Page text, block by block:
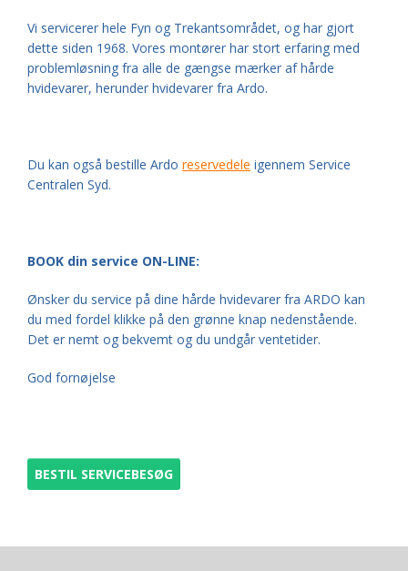
Vi servicerer hele Fyn og Trekantsområdet, og har gjort
dette siden 1968. Vores montører har stort erfaring med
problemløsning fra alle de gængse mærker af hårde
hvidevarer, herunder hvidevarer fra Ardo.
Du kan også bestille Ardo reservedele igennem Service
Centralen Syd.
BOOK din service ON-LINE:
Ønsker du service på dine hårde hvidevarer fra ARDO kan
du med fordel klikke på den grønne knap nedenstående.
Det er nemt og bekvemt og du undgår ventetider.
God fornøjelse
BESTIL SERVICEBESØG